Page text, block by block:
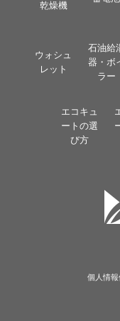
乾燥機
ウォシュ
レット
石油給
器・ボ
ラー
エコキュ
ートの選
び方
個人情